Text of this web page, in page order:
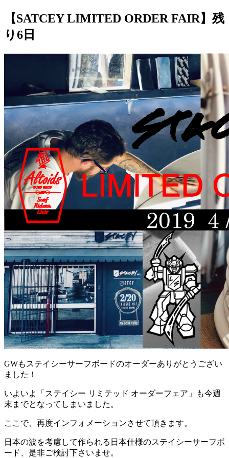
【SATCEY LIMITED ORDER FAIR】残
り6日
GWもステイシーサーフボードのオーダーありがとうござい
ました！
いよいよ「ステイシー リミテッド オーダーフェア」も今週
末までとなってしまいました。
ここで、再度インフォメーションさせて頂きます。
日本の波を考慮して作られる日本仕様のステイシーサーフボ
ード、是非ご検討下さいませ。